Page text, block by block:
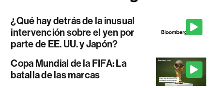
¿Qué hay detrás de la inusual
intervención sobre el yen por
parte de EE. UU. y Japón?
Copa Mundial de la FIFA: La
batalla de las marcas